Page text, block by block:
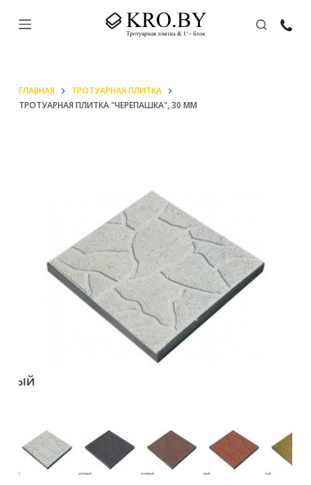
П
й
ГЛАВНАЯ
ТРОТУАРНАЯ ПЛИТКА
ТРОТУАРНАЯ ПЛИТКА "ЧЕРЕПАШКА", 30 ММ